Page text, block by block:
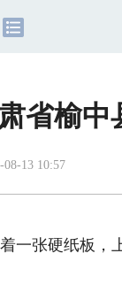
榆中
08-13 10:57
一张硬纸板，